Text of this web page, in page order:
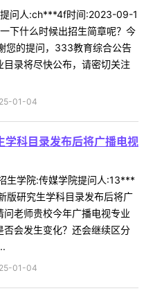
问人:ch***4f时间:2023-09-1
下什么时候出招生简章呢？今
您的提问，333教育综合公告
录将尽快公布，请密切关注
01-04
学科目录发布后将广播电视
生学院:传媒学院提问人:13***
研究生学科目录发布后将广
老师贵校今年广播电视专业
会发生变化？还会继续区分
01-04